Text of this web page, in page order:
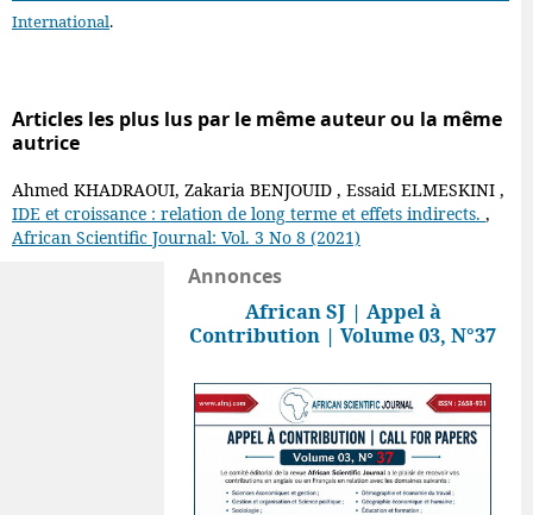
International.
Articles les plus lus par le même auteur ou la même
autrice
Ahmed KHADRAOUI, Zakaria BENJOUID , Essaid ELMESKINI ,
IDE et croissance : relation de long terme et effets indirects. ,
African Scientific Journal: Vol. 3 No 8 (2021)
Annonces
African SJ | Appel à
Contribution | Volume 03, N°37